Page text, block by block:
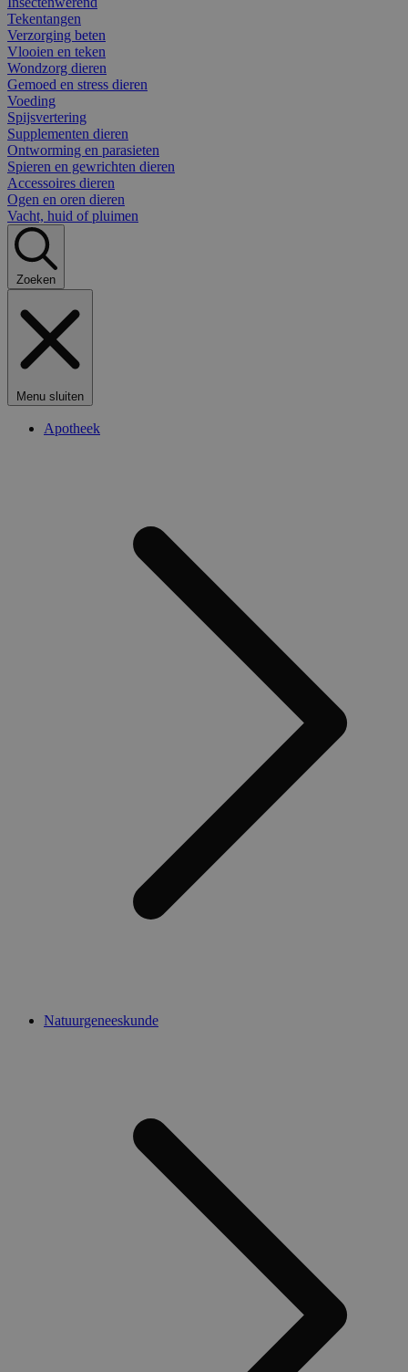
Tekentangen
Verzorging beten
Vlooien en teken
Wondzorg dieren
Gemoed en stress dieren
Voeding
Spijsvertering
Supplementen dieren
Ontworming en parasieten
Spieren en gewrichten dieren
Accessoires dieren
Ogen en oren dieren
Vacht, huid of pluimen
Zoeken
Menu sluiten
Apotheek
Natuurgeneeskunde